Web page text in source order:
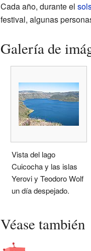
Cada año, durante el
festival, algunas
Galería de
Vista del lago
Cuicocha y las islas
Yerovi y Teodoro Wolf
un día despejado.
Véase también